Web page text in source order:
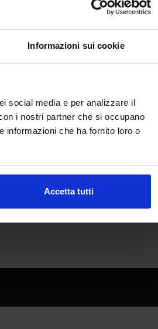
Informazioni sui cookie
social media e per analizzare il
i nostri partner che si occupano
informazioni che ha fornito loro o
Accetta tutti
Social Network